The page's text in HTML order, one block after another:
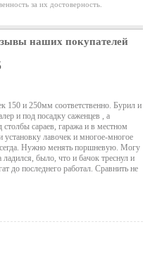
за их достоверность.
наших покупателей
150 и 250мм соответственно. Бурил и
и под посадку саженцев , а
сараев, гаража и в местном
установку лавочек и многое-многое
Нужно менять поршневую. Могу
ладился, было, что и бачок треснул и
до последнего работал. Сравнить не